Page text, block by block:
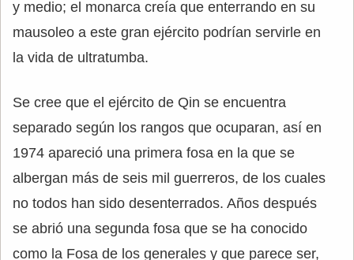
y medio; el monarca creía que enterrando en su
mausoleo a este gran ejército podrían servirle en
la vida de ultratumba.
Se cree que el ejército de Qin se encuentra
separado según los rangos que ocuparan, así en
1974 apareció una primera fosa en la que se
albergan más de seis mil guerreros, de los cuales
no todos han sido desenterrados. Años después
se abrió una segunda fosa que se ha conocido
como la Fosa de los generales y que parece ser,